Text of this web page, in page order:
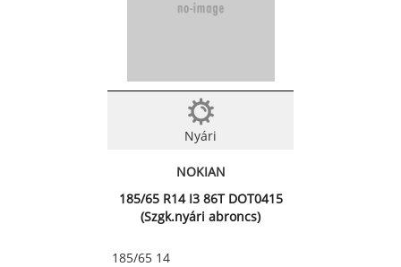
Nyári
NOKIAN
185/65 R14 I3 86T DOT0415
(Szgk.nyári abroncs)
185/65 14